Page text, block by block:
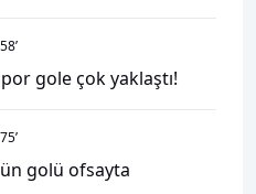
58’
gole çok yaklaştı!
75’
golü ofsayta